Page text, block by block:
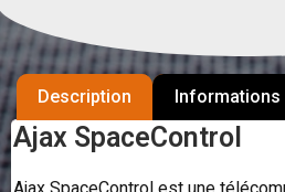
Description
Ajax SpaceControl